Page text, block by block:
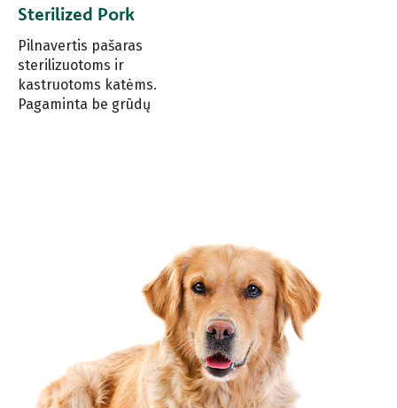
Sterilized Pork
Pilnavertis pašaras
sterilizuotoms ir
kastruotoms katėms.
Pagaminta be grūdų